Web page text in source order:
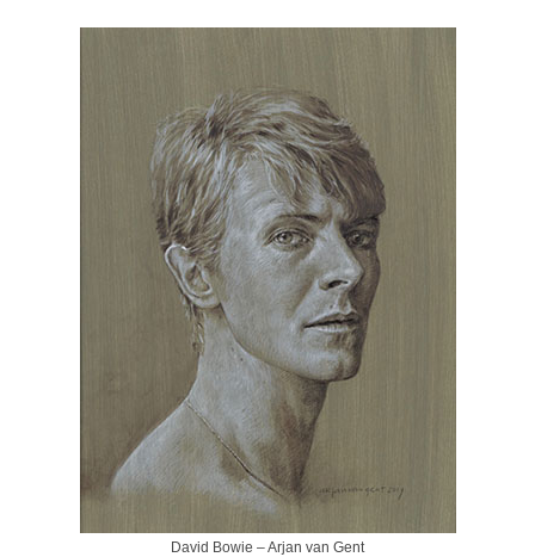
David Bowie – Arjan van Gent